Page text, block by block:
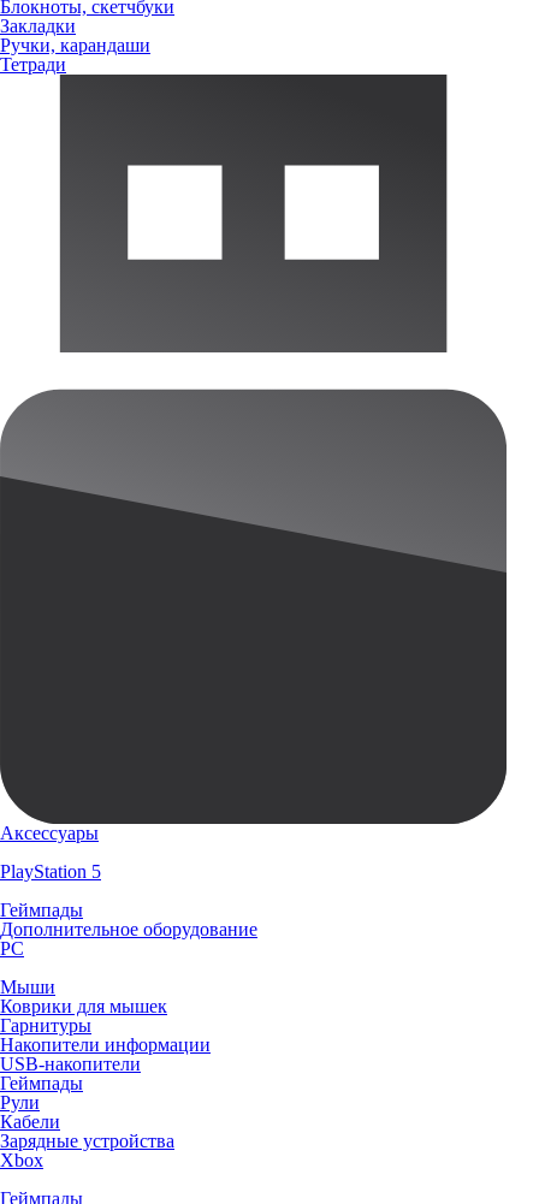
Блокноты, скетчбуки
Закладки
Ручки, карандаши
Тетради
Аксессуары
PlayStation 5
Геймпады
Дополнительное оборудование
PC
Мыши
Коврики для мышек
Гарнитуры
Накопители информации
USB-накопители
Геймпады
Рули
Кабели
Зарядные устройства
Xbox
Геймпады